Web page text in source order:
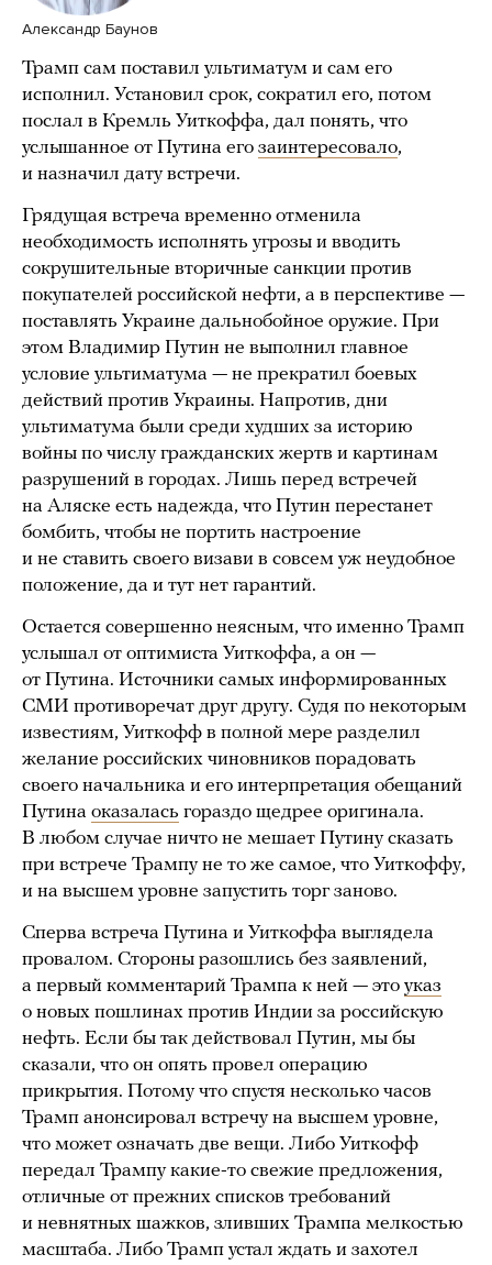
Александр Баунов
Трамп сам поставил ультиматум и сам его
исполнил. Установил срок, сократил его, потом
послал в Кремль Уиткоффа, дал понять, что
услышанное от Путина его заинтересовало,
и назначил дату встречи.
Грядущая встреча временно отменила
необходимость исполнять угрозы и вводить
сокрушительные вторичные санкции против
покупателей российской нефти, а в перспективе —
поставлять Украине дальнобойное оружие. При
этом Владимир Путин не выполнил главное
условие ультиматума — не прекратил боевых
действий против Украины. Напротив, дни
ультиматума были среди худших за историю
войны по числу гражданских жертв и картинам
разрушений в городах. Лишь перед встречей
на Аляске есть надежда, что Путин перестанет
бомбить, чтобы не портить настроение
и не ставить своего визави в совсем уж неудобное
положение, да и тут нет гарантий.
Остается совершенно неясным, что именно Трамп
услышал от оптимиста Уиткоффа, а он —
от Путина. Источники самых информированных
СМИ противоречат друг другу. Судя по некоторым
известиям, Уиткофф в полной мере разделил
желание российских чиновников порадовать
своего начальника и его интерпретация обещаний
Путина оказалась гораздо щедрее оригинала.
В любом случае ничто не мешает Путину сказать
при встрече Трампу не то же самое, что Уиткоффу,
и на высшем уровне запустить торг заново.
Сперва встреча Путина и Уиткоффа выглядела
провалом. Стороны разошлись без заявлений,
а первый комментарий Трампа к ней — это указ
о новых пошлинах против Индии за российскую
нефть. Если бы так действовал Путин, мы бы
сказали, что он опять провел операцию
прикрытия. Потому что спустя несколько часов
Трамп анонсировал встречу на высшем уровне,
что может означать две вещи. Либо Уиткофф
передал Трампу какие-то свежие предложения,
отличные от прежних списков требований
и невнятных шажков, зливших Трампа мелкостью
масштаба. Либо Трамп устал ждать и захотел